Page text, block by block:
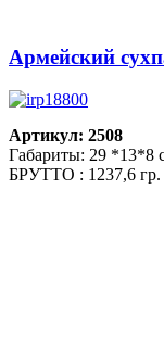
Армейский
Артикул: 2508
Габариты: 29 *13*8
БРУТТО : 1237,6 гр.